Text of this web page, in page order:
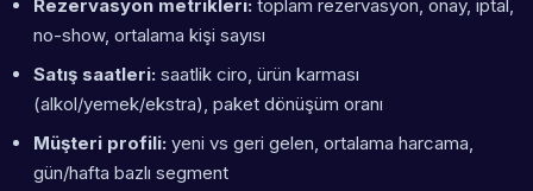
Rezervasyon metrikleri: toplam rezervasyon, onay, iptal,
no-show, ortalama kişi sayısı
Satış saatleri: saatlik ciro, ürün karması
(alkol/yemek/ekstra), paket dönüşüm oranı
Müşteri profili: yeni vs geri gelen, ortalama harcama,
gün/hafta bazlı segment